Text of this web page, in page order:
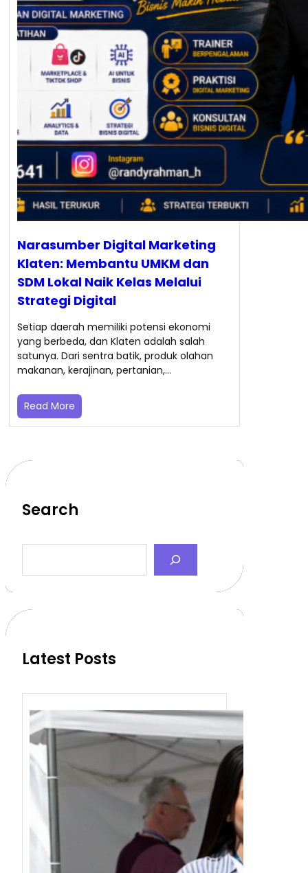
Narasumber Digital Marketing
Klaten: Membantu UMKM dan
SDM Lokal Naik Kelas Melalui
Strategi Digital
Setiap daerah memiliki potensi ekonomi
yang berbeda, dan Klaten adalah salah
satunya. Dari sentra batik, produk olahan
makanan, kerajinan, pertanian,…
Read More
Search
a
c
Latest Posts